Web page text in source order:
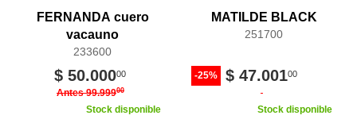
FERNANDA cuero
vacauno
233600
$ 50.00000
Antes 99.99900
Stock disponible
MATILDE BLACK
251700
-25% $ 47.00100
Stock disponible